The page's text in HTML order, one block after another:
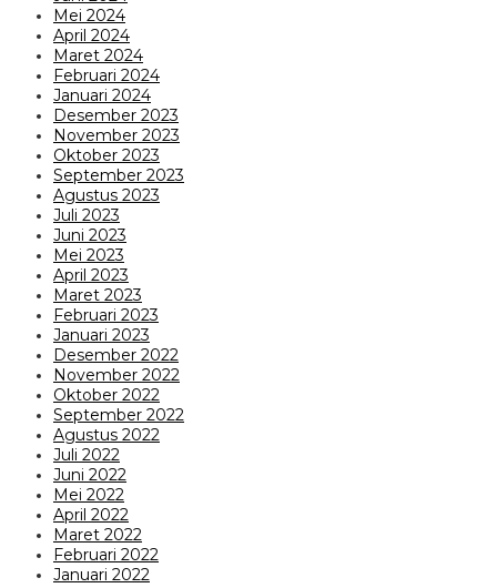
Mei 2024
April 2024
Maret 2024
Februari 2024
Januari 2024
Desember 2023
November 2023
Oktober 2023
September 2023
Agustus 2023
Juli 2023
Juni 2023
Mei 2023
April 2023
Maret 2023
Februari 2023
Januari 2023
Desember 2022
November 2022
Oktober 2022
September 2022
Agustus 2022
Juli 2022
Juni 2022
Mei 2022
April 2022
Maret 2022
Februari 2022
Januari 2022